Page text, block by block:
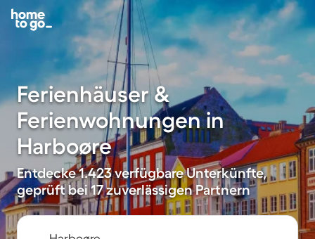
Ferienhäuser &
Ferienwohnungen in
Harboøre
Entdecke 1.423 verfügbare Unterkünfte,
geprüft bei 17 zuverlässigen Partnern